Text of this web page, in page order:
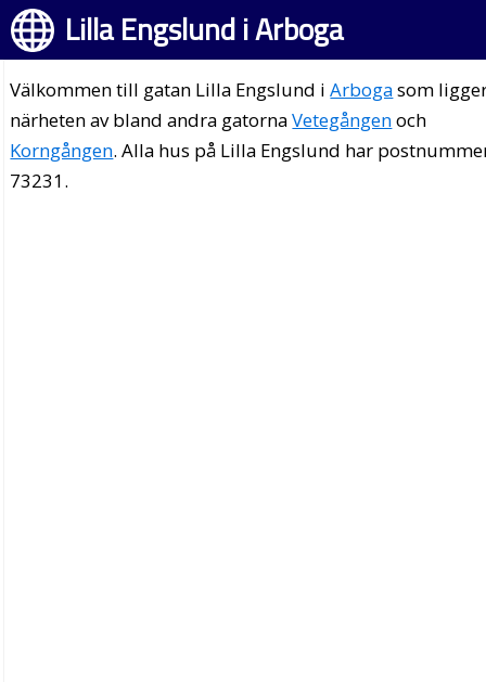
Lilla Engslund i Arboga
Välkommen till gatan Lilla Engslund iArbogasom
närheten av bland andra gatornaVetegångenoch
Korngången. Alla hus på Lilla Engslund har
73231.